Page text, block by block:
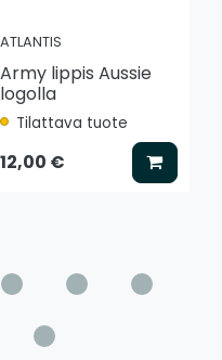
ATLANTIS
Army lippis Aussie
logolla
Tilattava tuote
12,00 € Lisää